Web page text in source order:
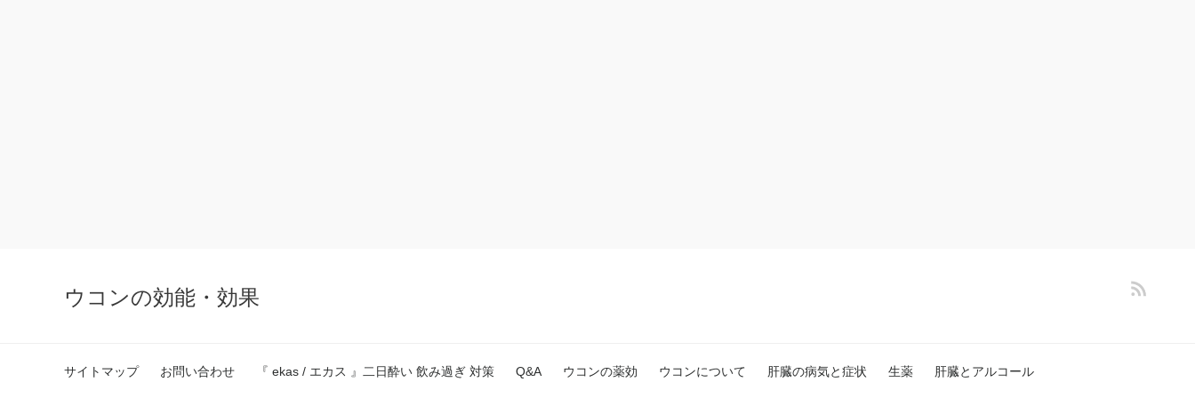
ウコンの効能・効果
サイトマップ お問い合わせ 『 ekas / エカス 』二日酔い 飲み過ぎ 対策 Q&A ウコンの薬効 ウコンについて 肝臓の病気と症状 生薬 肝臓とアルコール